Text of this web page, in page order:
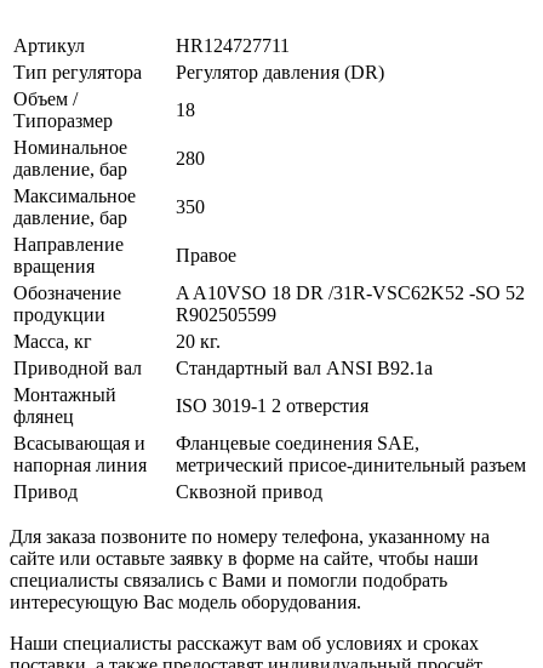
Артикул
HR124727711
Тип регулятора
Регулятор давления (DR)
Объем /
Типоразмер
18
Номинальное
давление, бар
280
Максимальное
давление, бар
350
Направление
вращения
Правое
Обозначение
продукции
A A10VSO 18 DR /31R-VSC62K52 -SO 52
R902505599
Масса, кг
20 кг.
Приводной вал
Стандартный вал ANSI B92.1a
Монтажный
флянец
ISO 3019-1 2 отверстия
Всасывающая и
напорная линия
Фланцевые соединения SAE,
метрический присое-динительный разъем
Привод
Сквозной привод
Для заказа позвоните по номеру телефона, указанному на
сайте или оставьте заявку в форме на сайте, чтобы наши
специалисты связались с Вами и помогли подобрать
интересующую Вас модель оборудования.
Наши специалисты расскажут вам об условиях и сроках